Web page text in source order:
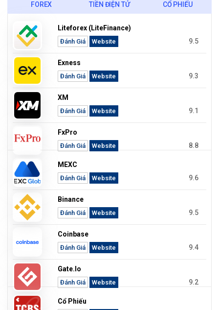
FOREX TIỀN ĐIỆN TỬ CỔ PHIẾU
Liteforex (LiteFinance)
Đánh Giá Website 9.5
Exness
Đánh Giá Website 9.3
XM
Đánh Giá Website 9.1
FxPro
Đánh Giá Website 8.8
MEXC
Đánh Giá Website 9.6
Binance
Đánh Giá Website 9.5
Coinbase
Đánh Giá Website 9.4
Gate.io
Đánh Giá Website 9.2
Cổ Phiếu